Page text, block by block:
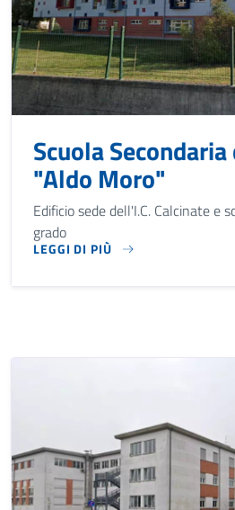
Scuola
"Aldo Moro"
Edificio sede dell'I.C. Calcinate e
grado
LEGGI DI PIÙ
EDIFICIO SEDE DELL'I.C.